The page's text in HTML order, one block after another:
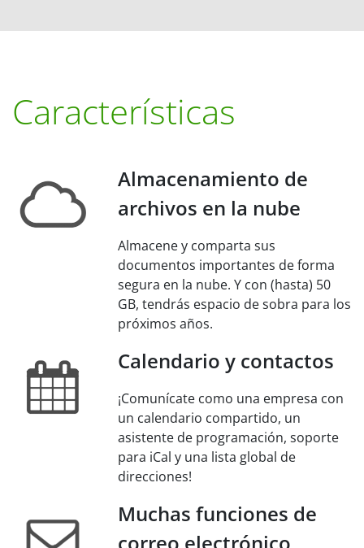
Características
Almacenamiento de
archivos en la nube
Almacene y comparta sus
documentos importantes de forma
segura en la nube. Y con (hasta) 50
GB, tendrás espacio de sobra para los
próximos años.
Calendario y contactos
¡Comunícate como una empresa con
un calendario compartido, un
asistente de programación, soporte
para iCal y una lista global de
direcciones!
Muchas funciones de
correo electrónico